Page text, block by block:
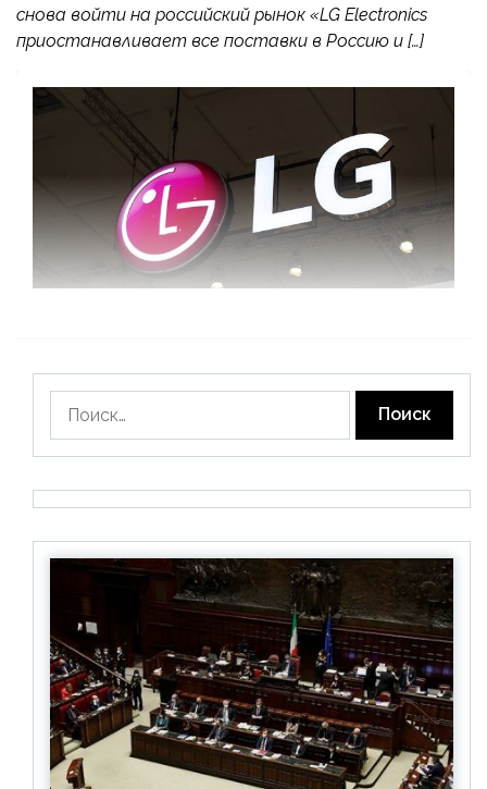
снова войти на российский рынок «LG Electronics
приостанавливает все поставки в Россию и […]